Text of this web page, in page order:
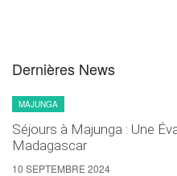
Dernières News
MAJUNGA
Séjours à Majunga : Une
Madagascar
10 SEPTEMBRE 2024